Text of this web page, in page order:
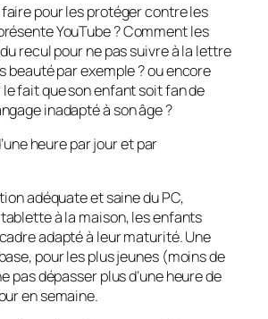
pour les protéger contre les
YouTube ? Comment les
recul pour ne pas suivre à la lettre
beauté par exemple ? ou encore
fait que son enfant soit fan de
inadapté à son âge ?
heure par jour et par
adéquate et saine du PC,
à la maison, les enfants
adapté à leur maturité. Une
pour les plus jeunes (moins de
pas dépasser plus d’une heure de
en semaine.